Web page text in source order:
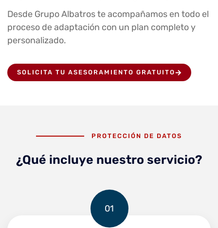
Desde Grupo Albatros te acompañamos en todo el
proceso de adaptación con un plan completo y
personalizado.
SOLICITA TU ASESORAMIENTO GRATUITO
PROTECCIÓN DE DATOS
¿Qué incluye nuestro servicio?
01